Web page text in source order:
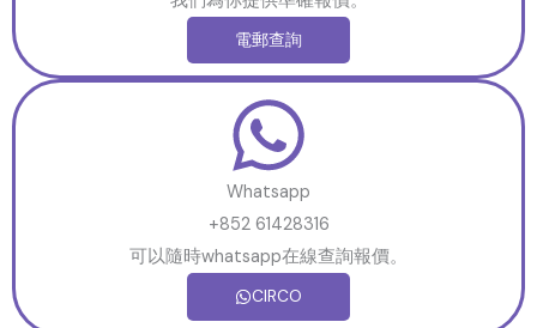
電郵查詢
Whatsapp
+852 61428316
可以隨時whatsapp在線查詢報價。
CIRCO